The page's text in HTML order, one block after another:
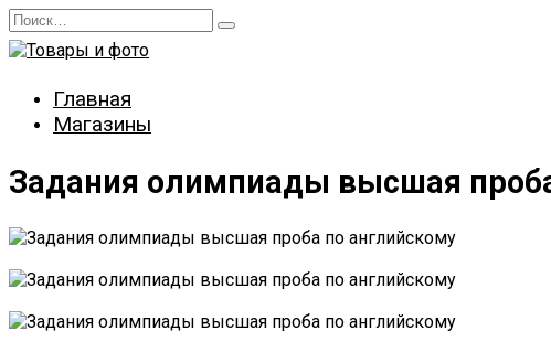
Перейти
к
содержанию
Search
for:
Главная
Магазины
Задания олимпиады высшая